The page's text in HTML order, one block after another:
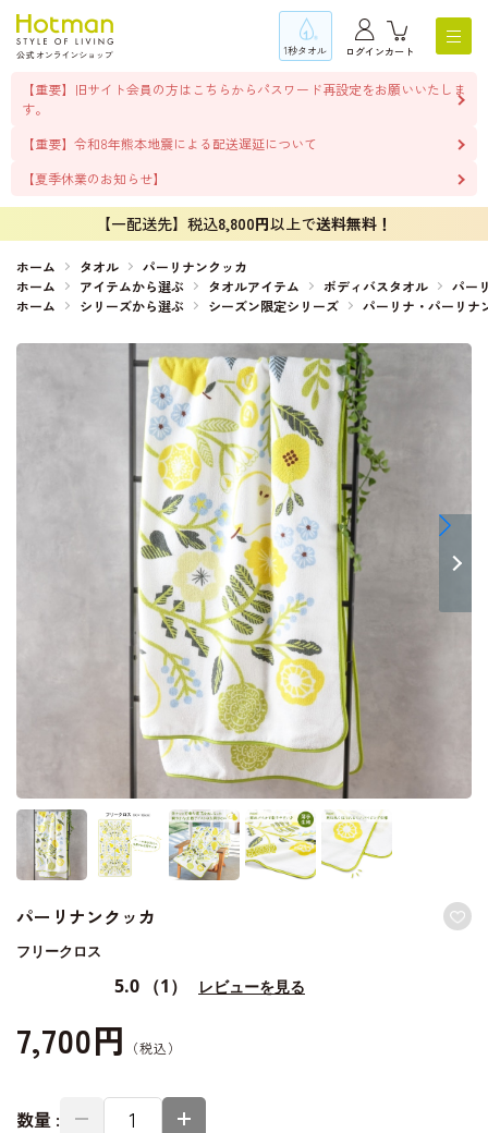
1秒タオル ログインカート
【重要】旧サイト会員の方はこちらからパスワード再設定をお願いいたしま
す。
【重要】令和8年熊本地震による配送遅延について
【夏季休業のお知らせ】
【一配送先】税込8,800円以上で送料無料！
ホーム タオル
パーリナンクッカ
ホーム
アイテムから選ぶ タオルアイテム ボディバスタオル
パー
ホーム
シリーズから選ぶ シーズン限定シリーズ パーリナ・パーリナ
パーリナンクッカ
フリークロス
5.0 （1） レビューを見る
7,700円
数量 :